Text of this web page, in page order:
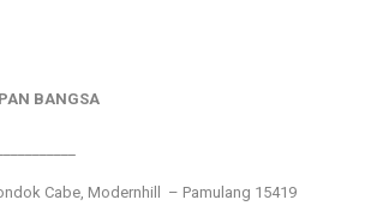
BANGSA
Cabe, Modernhill – Pamulang 15419